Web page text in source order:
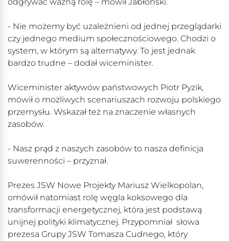
- Nie możemy być uzależnieni od jednej przeglądarki
czy jednego medium społecznościowego. Chodzi o
system, w którym są alternatywy. To jest jednak
bardzo trudne – dodał wiceminister.
Wiceminister aktywów państwowych Piotr Pyzik,
mówił o możliwych scenariuszach rozwoju polskiego
przemysłu. Wskazał też na znaczenie własnych
zasobów.
- Nasz prąd z naszych zasobów to nasza definicja
suwerenności – przyznał.
Prezes JSW Nowe Projekty Mariusz Wielkopolan,
omówił natomiast rolę węgla koksowego dla
transformacji energetycznej, która jest podstawą
unijnej polityki klimatycznej. Przypomniał słowa
prezesa Grupy JSW Tomasza Cudnego, który